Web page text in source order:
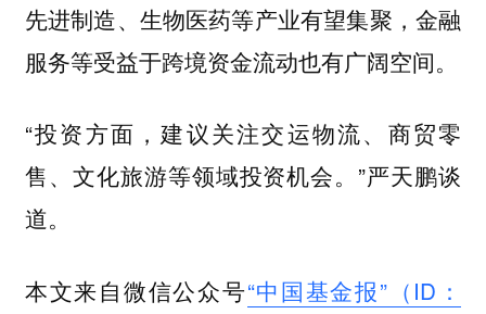
先进制造、生物医药等产业有望集聚，金融
服务等受益于跨境资金流动也有广阔空间。
“投资方面，建议关注交运物流、商贸零
售、文化旅游等领域投资机会。”严天鹏谈
道。
本文来自微信公众号“中国基金报”（ID：